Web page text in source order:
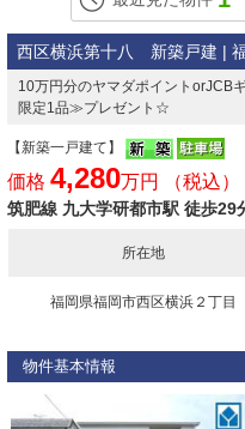
西区横浜第十八 新築戸建 |
10万円分のヤマダポイントorJCB
限定1品≫プレゼント☆
【新築一戸建て】
価格 4,280万円 （税込）
筑肥線 九大学研都市駅 徒歩29
所在地
福岡県福岡市西区横浜２丁目
物件基本情報